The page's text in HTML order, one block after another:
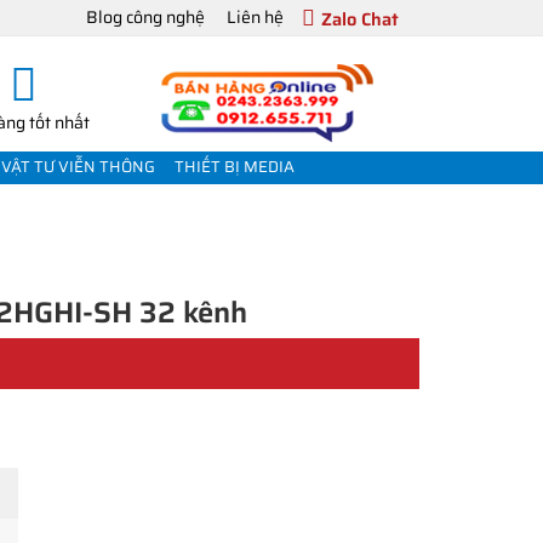
Blog công nghệ Liên hệ Zalo Chat
tốt nhất
VẬT TƯ VIỄN THÔNG THIẾT BỊ MEDIA
SH 32 kênh